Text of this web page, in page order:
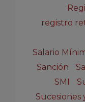
registro
Salario
Sanción
SMI
Sucesiones